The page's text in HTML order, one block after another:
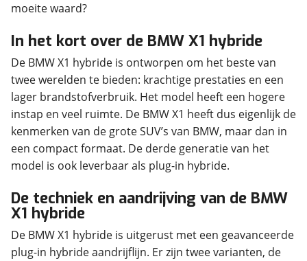
moeite waard?
In het kort over de BMW X1 hybride
De BMW X1 hybride is ontworpen om het beste van
twee werelden te bieden: krachtige prestaties en een
lager brandstofverbruik. Het model heeft een hogere
instap en veel ruimte. De BMW X1 heeft dus eigenlijk de
kenmerken van de grote SUV’s van BMW, maar dan in
een compact formaat. De derde generatie van het
model is ook leverbaar als plug-in hybride.
De techniek en aandrijving van de BMW
X1 hybride
De BMW X1 hybride is uitgerust met een geavanceerde
plug-in hybride aandrijflijn. Er zijn twee varianten, de